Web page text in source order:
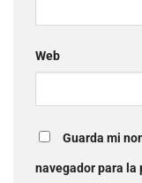
Web
Guarda mi
navegador para la